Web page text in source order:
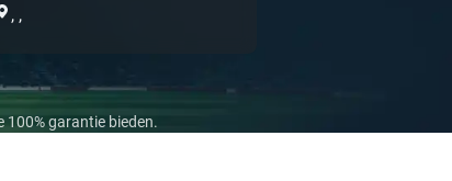
, ,
garantie bieden.